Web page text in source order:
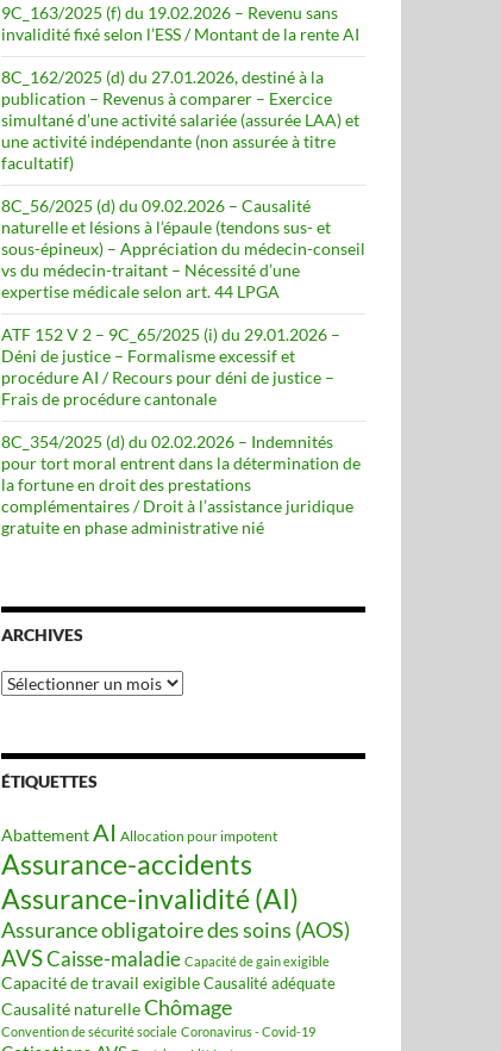
9C_163/2025 (f) du 19.02.2026 – Revenu sans
invalidité fixé selon l’ESS / Montant de la rente AI
8C_162/2025 (d) du 27.01.2026, destiné à la
publication – Revenus à comparer – Exercice
simultané d’une activité salariée (assurée LAA) et
une activité indépendante (non assurée à titre
facultatif)
8C_56/2025 (d) du 09.02.2026 – Causalité
naturelle et lésions à l’épaule (tendons sus- et
sous-épineux) – Appréciation du médecin-conseil
vs du médecin-traitant – Nécessité d’une
expertise médicale selon art. 44 LPGA
ATF 152 V 2 – 9C_65/2025 (i) du 29.01.2026 –
Déni de justice – Formalisme excessif et
procédure AI / Recours pour déni de justice –
Frais de procédure cantonale
8C_354/2025 (d) du 02.02.2026 – Indemnités
pour tort moral entrent dans la détermination de
la fortune en droit des prestations
complémentaires / Droit à l’assistance juridique
gratuite en phase administrative nié
ARCHIVES
Archives
ÉTIQUETTES
Abattement AI Allocation pour impotent
Assurance-accidents
Assurance-invalidité (AI)
Assurance obligatoire des soins (AOS)
AVSCaisse-maladie Capacité de gain exigible
Capacité de travail exigible Causalité adéquate
Causalité naturelleChômage
Convention de sécurité sociale Coronavirus - Covid-19